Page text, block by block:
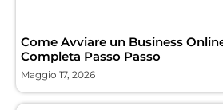
Come Avviare un Business
Completa Passo Passo
Maggio 17, 2026